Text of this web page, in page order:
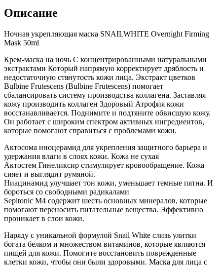
Описание
Ночная укрепляющая маска SNAILWHITE Overnight Firming
Mask 50ml
Крем-маска на ночь С концентрированными натуральными
экстрактами Который напрямую корректирует дряблость и
недостаточную стянутость кожи лица. Экстракт цветков
Bulbine Frutescens (Bulbine Frutescens) помогает
сбалансировать систему производства коллагена. Заставляя
кожу производить коллаген Здоровый Атрофия кожи
восстанавливается. Поднимите и подтяните обвисшую кожу.
Он работает с широким спектром активных ингредиентов,
которые помогают справиться с проблемами кожи.
Актосома иноцерамид для укрепления защитного барьера и
удержания влаги в слоях кожи. Кожа не сухая
Актостем Гинеликсир стимулирует кровообращение. Кожа
сияет и выглядит румяной.
Ниацинамид улучшает тон кожи, уменьшает темные пятна. И
бороться со свободными радикалами
Sepitonic M4 содержит шесть основных минералов, которые
помогают переносить питательные вещества. Эффективно
проникает в слои кожи.
Наряду с уникальной формулой Snail White слизь улитки
богата белком и множеством витаминов, которые являются
пищей для кожи. Помогите восстановить поврежденные
клетки кожи, чтобы они были здоровыми. Маска для лица с